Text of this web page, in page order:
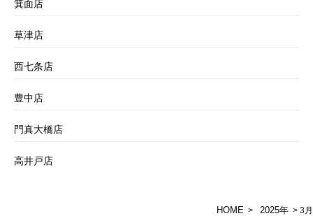
箕面店
草津店
西七条店
豊中店
門真大橋店
高井戸店
HOME > 2025年 > 3月